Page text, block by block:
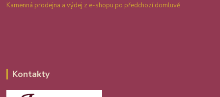
Kamenná prodejna a výdej z e-shopu po předchozí domluvě
Kontakty